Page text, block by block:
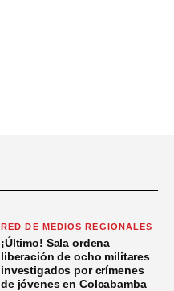
RED DE MEDIOS REGIONALES
¡Último! Sala ordena
liberación de ocho militares
investigados por crímenes
de jóvenes en Colcabamba